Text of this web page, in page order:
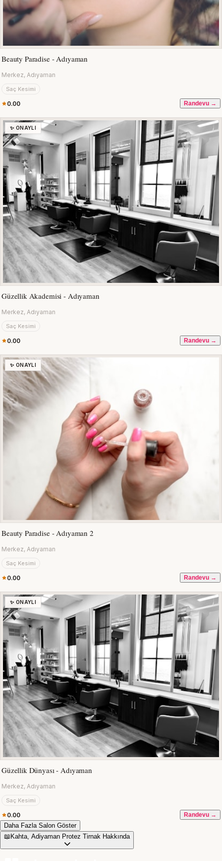
Beauty Paradise - Adıyaman
Merkez, Adıyaman
Saç Kesimi
0.00 Randevu →
✨ ONAYLI
Güzellik Akademisi - Adıyaman
Merkez, Adıyaman
Saç Kesimi
0.00 Randevu →
✨ ONAYLI
Beauty Paradise - Adıyaman 2
Merkez, Adıyaman
Saç Kesimi
0.00 Randevu →
✨ ONAYLI
Güzellik Dünyası - Adıyaman
Merkez, Adıyaman
Saç Kesimi
0.00 Randevu →
Daha Fazla Salon Göster
📖 Kahta, Adiyaman Protez Tirnak Hakkında